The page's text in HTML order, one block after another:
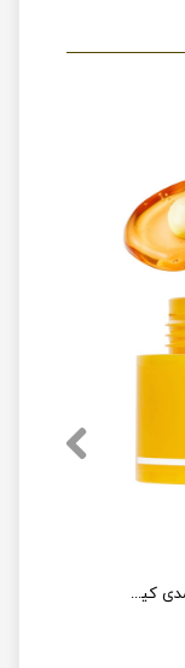
کرم کپسولی کوجیک اسید و زردچوبه مدی کیوب روشن کننده و تسکین دهنده